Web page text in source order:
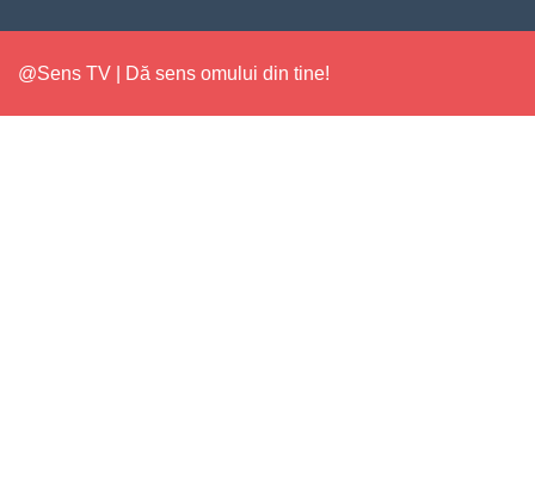
@Sens TV | Dă sens omului din tine!